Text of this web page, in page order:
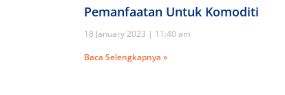
Pemanfaatan Untuk Komoditi
18 January 2023
11:40 am
Baca Selengkapnya »